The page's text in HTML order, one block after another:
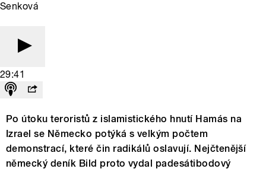
Senková
29:41
Po útoku teroristů z islamistického hnutí Hamás na
Izrael se Německo potýká s velkým počtem
demonstrací, které čin radikálů oslavují. Nejčtenější
německý deník Bild proto vydal padesátibodový